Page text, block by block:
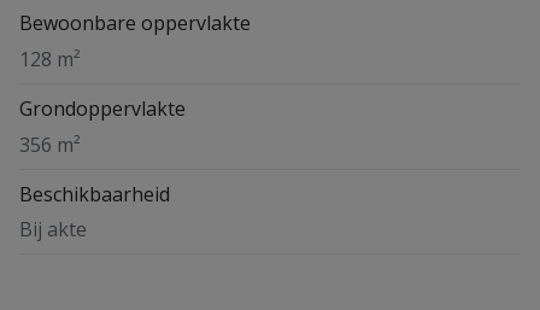
Bewoonbare oppervlakte
128 m²
Grondoppervlakte
356 m²
Beschikbaarheid
Bij akte